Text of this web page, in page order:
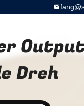
Output
Dreh